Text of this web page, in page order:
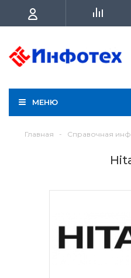
МЕНЮ
Главная - Справочная